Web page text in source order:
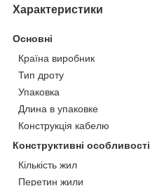
Характеристики
Основні
Країна виробник
Тип дроту
Упаковка
Длина в упаковке
Конструкція кабелю
Конструктивні особливості
Кількість жил
Перетин жили